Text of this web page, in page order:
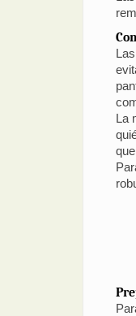
La